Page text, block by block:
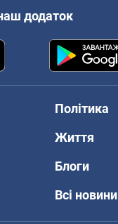
додаток
Політика
Життя
Блоги
Всі новини